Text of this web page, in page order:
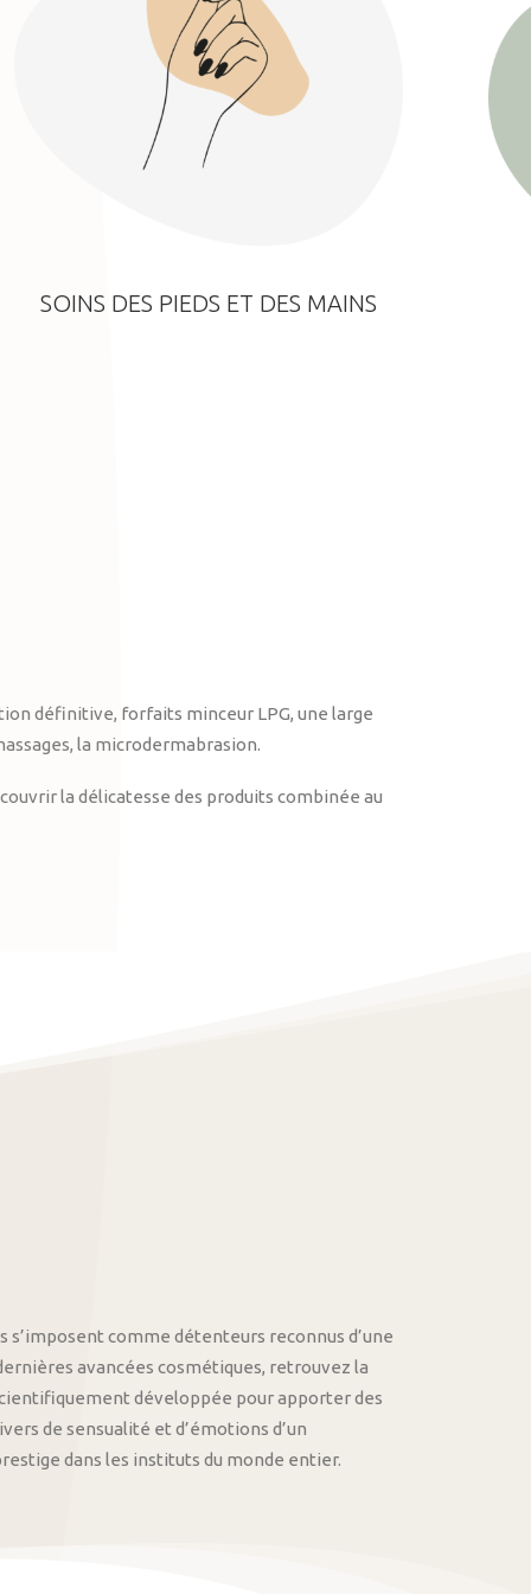
SOINS DES PIEDS ET DES MAINS
définitive, forfaits minceur LPG, une large
la microdermabrasion.
la délicatesse des produits combinée au
s’imposent comme détenteurs reconnus d’une
avancées cosmétiques, retrouvez la
développée pour apporter des
de sensualité et d’émotions d’un
dans les instituts du monde entier.